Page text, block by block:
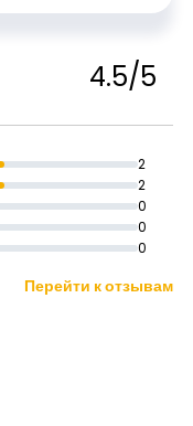
4.5/5
2
2
0
0
0
Перейти к отзывам